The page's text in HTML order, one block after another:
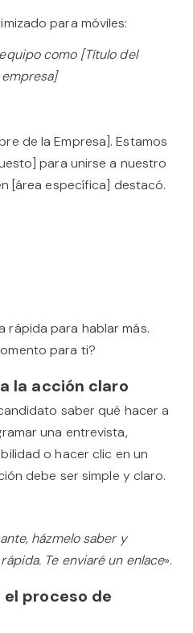
para móviles:
como [Título del
de la Empresa]. Estamos
para unirse a nuestro
[área específica] destacó.
rápida para hablar más.
para ti?
la acción claro
saber qué hacer a
una entrevista,
o hacer clic en un
debe ser simple y claro.
házmelo saber y
Te enviaré un enlace».
proceso de